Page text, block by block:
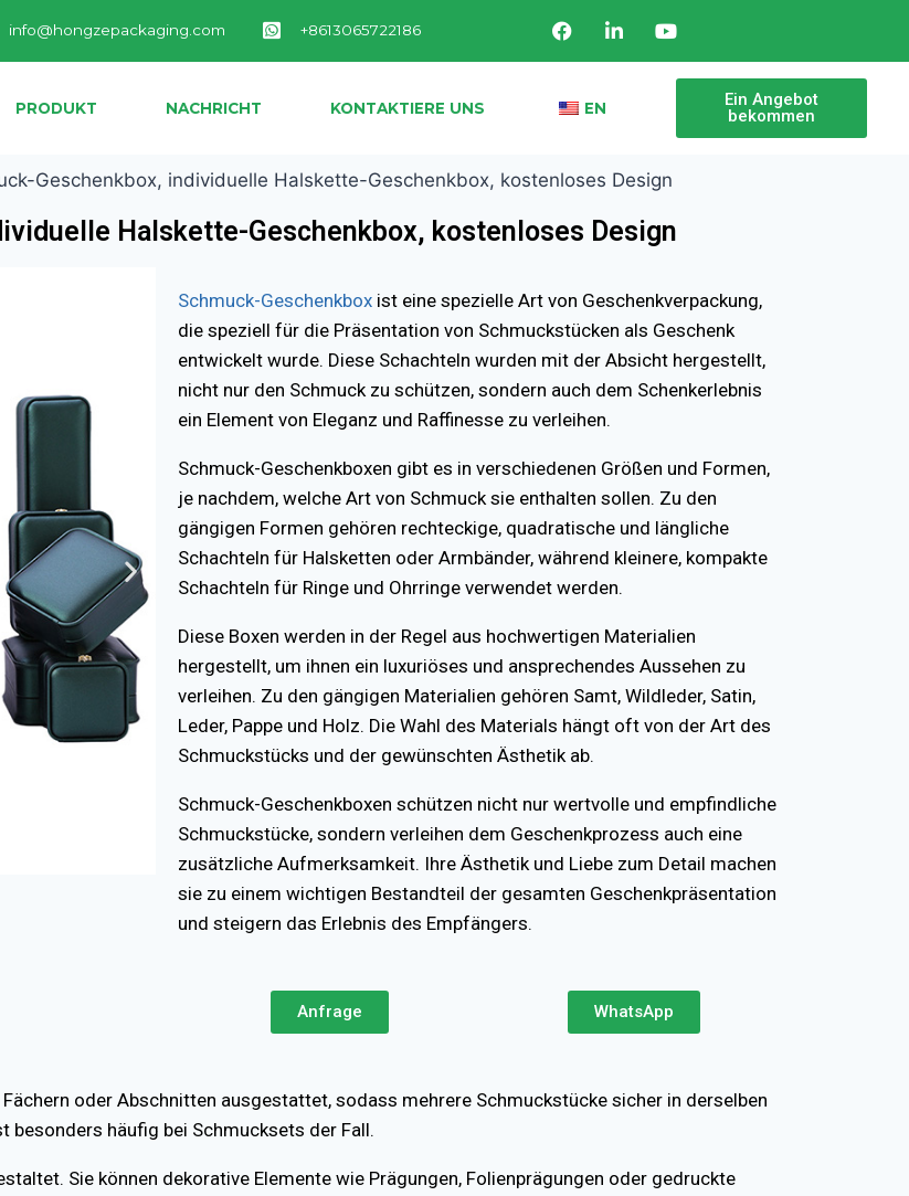
info@hongzepackaging.com +8613065722186
PRODUKT NACHRICHT KONTAKTIERE UNS EN
Ein Angebot
bekommen
Geschenkbox, individuelle Halskette-Geschenkbox, kostenloses Design
Halskette-Geschenkbox, kostenloses Design
Schmuck-Geschenkbox ist eine spezielle Art von Geschenkverpackung,
die speziell für die Präsentation von Schmuckstücken als Geschenk
entwickelt wurde. Diese Schachteln wurden mit der Absicht hergestellt,
nicht nur den Schmuck zu schützen, sondern auch dem Schenkerlebnis
ein Element von Eleganz und Raffinesse zu verleihen.
Schmuck-Geschenkboxen gibt es in verschiedenen Größen und Formen,
je nachdem, welche Art von Schmuck sie enthalten sollen. Zu den
gängigen Formen gehören rechteckige, quadratische und längliche
Schachteln für Halsketten oder Armbänder, während kleinere, kompakte
Schachteln für Ringe und Ohrringe verwendet werden.
Diese Boxen werden in der Regel aus hochwertigen Materialien
hergestellt, um ihnen ein luxuriöses und ansprechendes Aussehen zu
verleihen. Zu den gängigen Materialien gehören Samt, Wildleder, Satin,
Leder, Pappe und Holz. Die Wahl des Materials hängt oft von der Art des
Schmuckstücks und der gewünschten Ästhetik ab.
Schmuck-Geschenkboxen schützen nicht nur wertvolle und empfindliche
Schmuckstücke, sondern verleihen dem Geschenkprozess auch eine
zusätzliche Aufmerksamkeit. Ihre Ästhetik und Liebe zum Detail machen
sie zu einem wichtigen Bestandteil der gesamten Geschenkpräsentation
und steigern das Erlebnis des Empfängers.
Anfrage WhatsApp
oder Abschnitten ausgestattet, sodass mehrere Schmuckstücke sicher in derselben
besonders häufig bei Schmucksets der Fall.
Sie können dekorative Elemente wie Prägungen, Folienprägungen oder gedruckte